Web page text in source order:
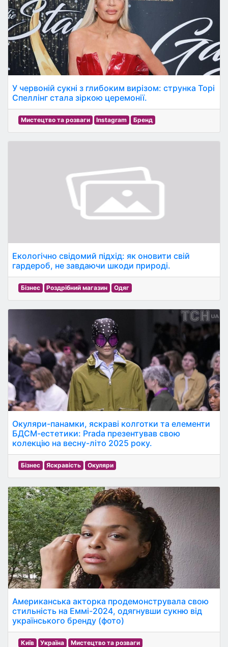
У червоній сукні з глибоким вирізом: струнка Торі
Спеллінг стала зіркою церемонії.
Мистецтво та розваги Instagram Бренд
Екологічно свідомий підхід: як оновити свій
гардероб, не завдаючи шкоди природі.
Бізнес Роздрібний магазин Одяг
Окуляри-панамки, яскраві колготки та елементи
БДСМ-естетики: Prada презентував свою
колекцію на весну-літо 2025 року.
Бізнес Яскравість Окуляри
Американська акторка продемонструвала свою
стильність на Еммі-2024, одягнувши сукню від
українського бренду (фото)
Київ Україна Мистецтво та розваги